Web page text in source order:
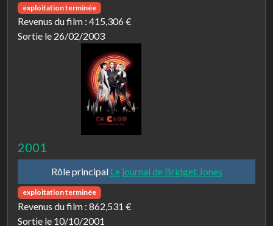
exploitation terminée
Revenus du film : 415,306 €
Sortie le 26/02/2003
2001
Rôle principal Le journal de Bridget Jones
exploitation terminée
Revenus du film : 862,531 €
Sortie le 10/10/2001